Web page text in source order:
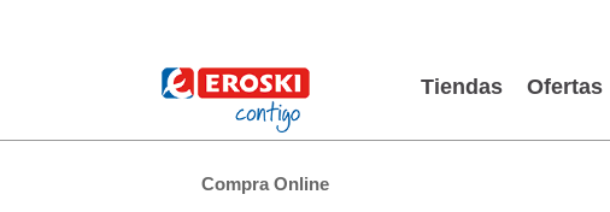
Tiendas Ofertas
Compra Online